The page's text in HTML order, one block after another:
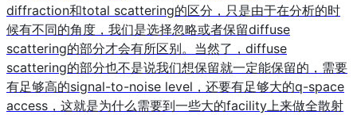
diffraction和total scattering的区分，只是由于在分析的时
候有不同的角度，我们是选择忽略或者保留diffuse
scattering的部分才会有所区别。当然了，diffuse
scattering的部分也不是说我们想保留就一定能保留的，需要
有足够高的signal-to-noise level，还要有足够大的q-space
access，这就是为什么需要到一些大的facility上来做全散射